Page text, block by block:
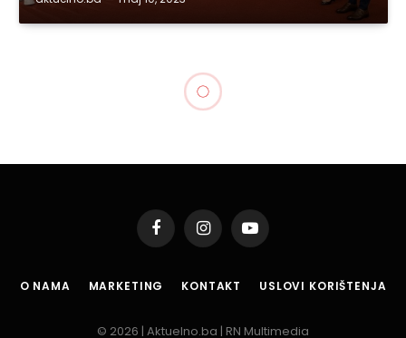
FacebookInstagramYouTube
O NAMA MARKETING KONTAKT USLOVI KORIŠTENJA
© 2026 | Aktuelno.ba | RN Multimedia